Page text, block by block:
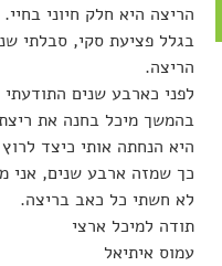
הריצה היא חלק חיוני בחיי.
בגלל פציעת סקי, סבלתי
הריצה.
לפני כארבע שנים התודעתי
בהמשך מיכל בחנה את
היא הנחתה אותי כיצד
כך שמזה ארבע שנים, אני
לא חשתי כל כאב בריצה.
תודה למיכל ארצי
עמוס איתיאל